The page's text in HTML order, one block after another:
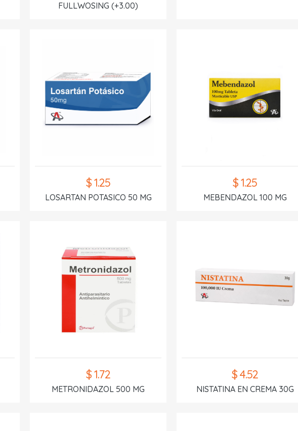
FULLWOSING (+3.00)
$ 1.25
LOSARTAN POTASICO 50 MG
$ 1.25
MEBENDAZOL 100 MG
$ 1.72
METRONIDAZOL 500 MG
$ 4.52
NISTATINA EN CREMA 30G